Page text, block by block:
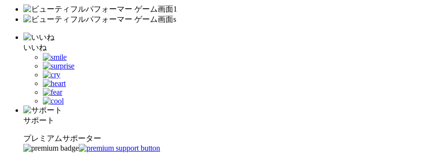
いいね
サポート
プレミアムサポーター